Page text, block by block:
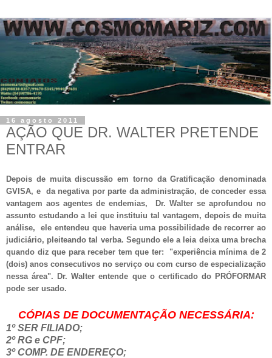
16 agosto 2011
AÇÃO QUE DR. WALTER PRETENDE
ENTRAR
Depois de muita discussão em torno da Gratificação denominada
GVISA, e da negativa por parte da administração, de conceder essa
vantagem aos agentes de endemias, Dr. Walter se aprofundou no
assunto estudando a lei que instituiu tal vantagem, depois de muita
análise, ele entendeu que haveria uma possibilidade de recorrer ao
judiciário, pleiteando tal verba. Segundo ele a leia deixa uma brecha
quando diz que para receber tem que ter: "experiência mínima de 2
(dois) anos consecutivos no serviço ou com curso de especialização
nessa área". Dr. Walter entende que o certificado do PRÓFORMAR
pode ser usado.
CÓPIAS DE DOCUMENTAÇÃO NECESSÁRIA:
1º SER FILIADO;
2º RG e CPF;
3º COMP. DE ENDEREÇO;